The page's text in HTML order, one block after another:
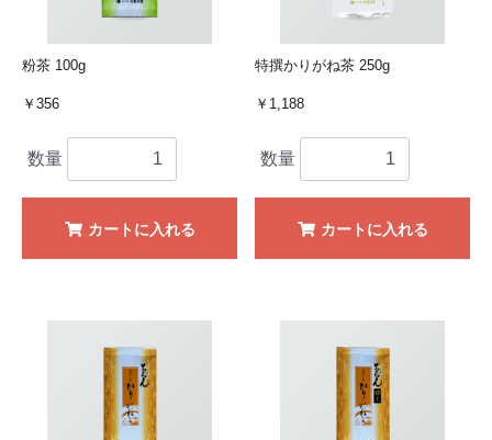
粉茶 100g
￥356
数量
カートに入れる
特撰かりがね茶 250g
￥1,188
数量
カートに入れる